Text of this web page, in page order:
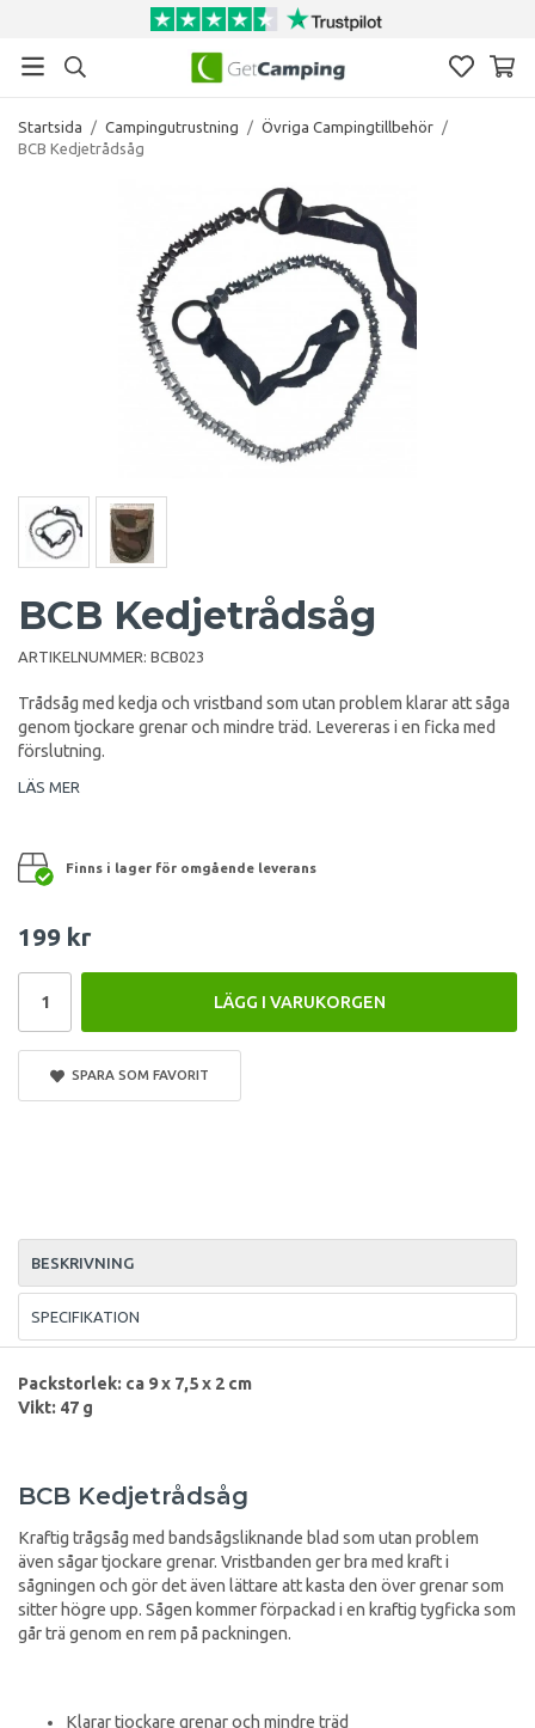
Startsida / Campingutrustning / Övriga Campingtillbehör /
BCB Kedjetrådsåg
BCB Kedjetrådsåg
ARTIKELNUMMER: BCB023
Trådsåg med kedja och vristband som utan problem klarar att såga
genom tjockare grenar och mindre träd. Levereras i en ficka med
förslutning.
LÄS MER
Finns i lager för omgående leverans
199 kr
LÄGG I VARUKORGEN
SPARA SOM FAVORIT
BESKRIVNING
SPECIFIKATION
Packstorlek: ca 9 x 7,5 x 2 cm
Vikt: 47 g
BCB Kedjetrådsåg
Kraftig trågsåg med bandsågsliknande blad som utan problem
även sågar tjockare grenar. Vristbanden ger bra med kraft i
sågningen och gör det även lättare att kasta den över grenar som
sitter högre upp. Sågen kommer förpackad i en kraftig tygficka som
går trä genom en rem på packningen.
Klarar tjockare grenar och mindre träd